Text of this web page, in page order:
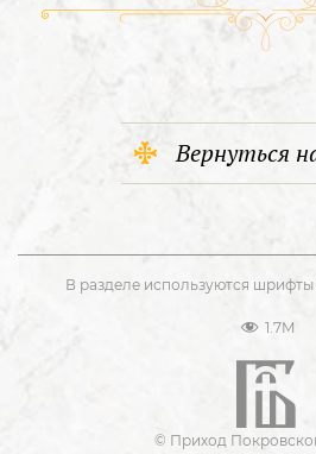
Вернуться
В разделе используются
1.7M
© Приход